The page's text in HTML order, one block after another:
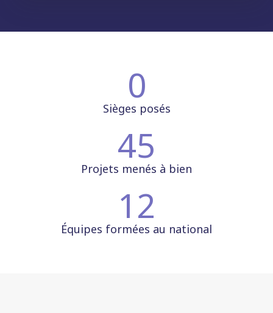
0
Sièges posés
45
Projets menés à bien
12
Équipes formées au national